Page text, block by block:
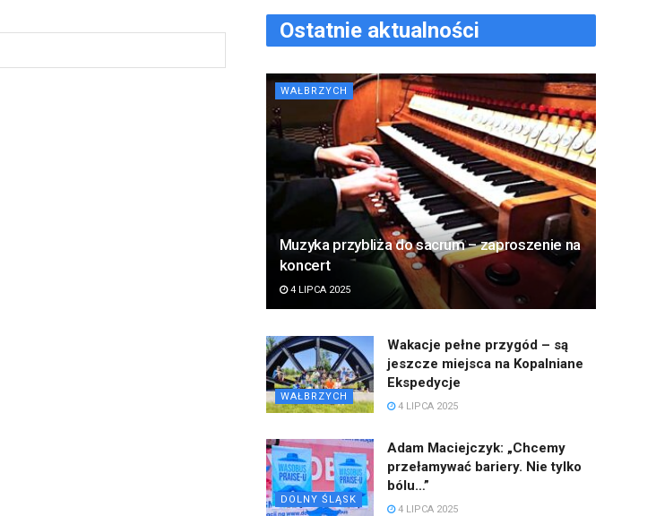
Ostatnie aktualności
WAŁBRZYCH
Muzyka przybliża do sacrum – zaproszenie na
koncert
4 LIPCA 2025
WAŁBRZYCH
Wakacje pełne przygód – są
jeszcze miejsca na Kopalniane
Ekspedycje
4 LIPCA 2025
DOLNY ŚLĄSK
Adam Maciejczyk: „Chcemy
przełamywać bariery. Nie tylko
bólu…”
4 LIPCA 2025